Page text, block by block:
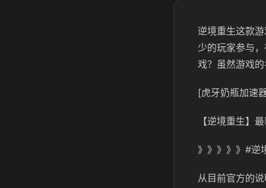
逆境重生这款
少的玩家参与
戏？虽然游戏
[虎牙奶瓶加速
【逆境重生】
》》》》》#逆
从目前官方的